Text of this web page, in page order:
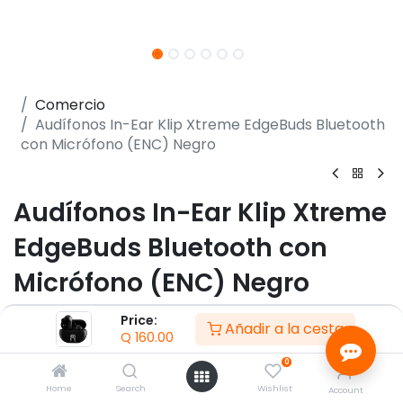
Price:
Q 160.00 Añadir a la cesta
Home Search
0
Wishlist Account
Comercio
Audífonos In-Ear Klip Xtreme EdgeBuds Bluetooth
con Micrófono (ENC) Negro
Audífonos In-Ear Klip Xtreme
EdgeBuds Bluetooth con
Micrófono (ENC) Negro
(0 reseña)
- Hasta 22 horas combinadas
- Cancelación activa de ruido (ANC) y modo
Transparencia